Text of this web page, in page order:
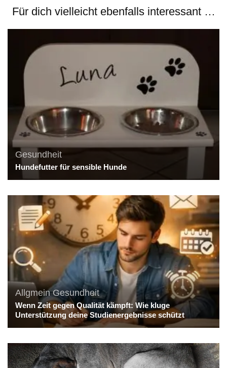
Für dich vielleicht ebenfalls interessant …
Gesundheit
Hundefutter für sensible Hunde
Allgmein Gesundheit
Wenn Zeit gegen Qualität kämpft: Wie kluge
Unterstützung deine Studienergebnisse schützt